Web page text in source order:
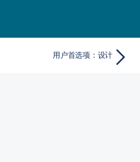
用户首选项：设计